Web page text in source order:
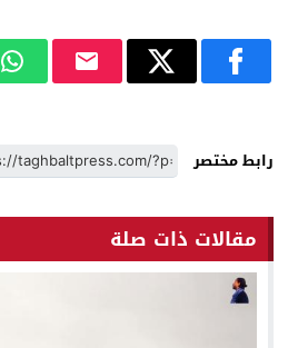
رابط مختصر
مقالات ذات صلة